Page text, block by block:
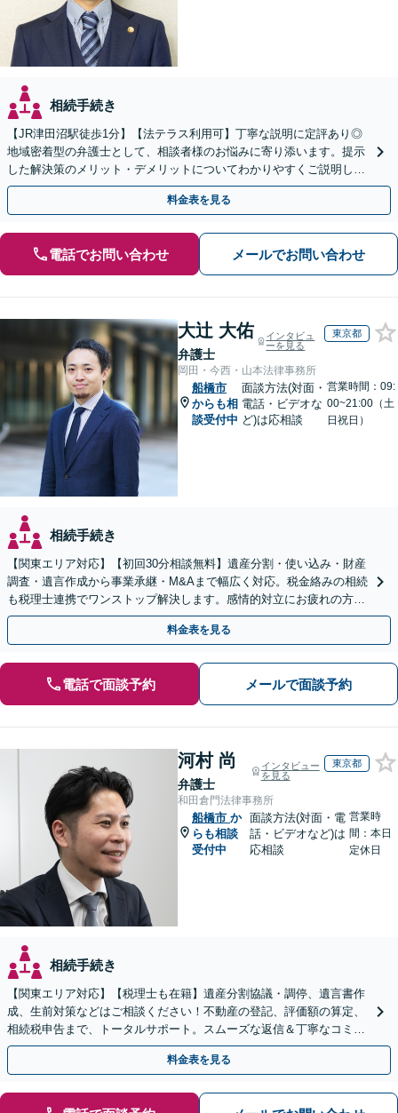
相続手続き
【JR津田沼駅徒歩1分】【法テラス利用可】丁寧な説明に定評あり◎
地域密着型の弁護士として、相談者様のお悩みに寄り添います。提示
した解決策のメリット・デメリットについてわかりやすくご説明しま
す【初回相談無料 】【プライバシーへの配慮も安心】
料金表を見る
電話でお問い合わせ メールでお問い合わせ
大辻 大佑
弁護士
インタビュ
ーを見る
東京都
岡田・今西・山本法律事務所
船橋市
からも相
談受付中
面談方法(対面・
電話・ビデオな
ど)は応相談
営業時間：09:
00~21:00（土
日祝日）
相続手続き
【関東エリア対応】【初回30分相談無料】遺産分割・使い込み・財産
調査・遺言作成から事業承継・M&Aまで幅広く対応。税金絡みの相続
も税理士連携でワンストップ解決します。感情的対立にお疲れの方や
紛争予防をご検討の方も、お気軽にご相談ください。
料金表を見る
電話で面談予約 メールで面談予約
河村 尚
弁護士
インタビュー
を見る
東京都
和田倉門法律事務所
船橋市 か
らも相談
受付中
面談方法(対面・電
話・ビデオなど)は
応相談
営業時
間：本日
定休日
相続手続き
【関東エリア対応】【税理士も在籍】遺産分割協議・調停、遺言書作
成、生前対策などはご相談ください！不動産の登記、評価額の算定、
相続税申告まで、トータルサポート。スムーズな返信＆丁寧なコミュ
ニケーション◎お気軽にご相談ください。
料金表を見る